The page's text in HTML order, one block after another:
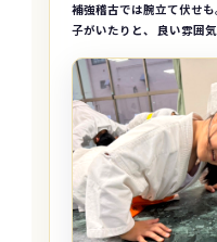
補強稽古では腕立て伏せ
子がいたりと、 良い雰囲